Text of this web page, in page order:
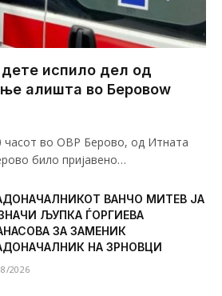
испило дел од
алишта во Беровоw
часот во ОВР Берово, од Итната
било пријавено…
ВАНЧО МИТЕВ ЈА
ЉУПКА ЃОРГИЕВА
ЗА ЗАМЕНИК
НА ЗРНОВЦИ
2026